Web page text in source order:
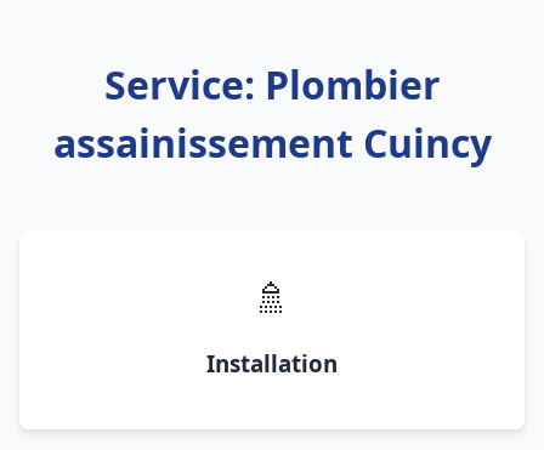
Service: Plombier
assainissement Cuincy
🚿
Installation